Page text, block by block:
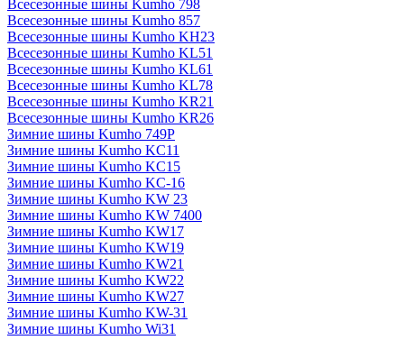
Всесезонные шины Kumho 798
Всесезонные шины Kumho 857
Всесезонные шины Kumho KH23
Всесезонные шины Kumho KL51
Всесезонные шины Kumho KL61
Всесезонные шины Kumho KL78
Всесезонные шины Kumho KR21
Всесезонные шины Kumho KR26
Зимние шины Kumho 749P
Зимние шины Kumho KC11
Зимние шины Kumho KC15
Зимние шины Kumho KC-16
Зимние шины Kumho KW 23
Зимние шины Kumho KW 7400
Зимние шины Kumho KW17
Зимние шины Kumho KW19
Зимние шины Kumho KW21
Зимние шины Kumho KW22
Зимние шины Kumho KW27
Зимние шины Kumho KW-31
Зимние шины Kumho Wi31